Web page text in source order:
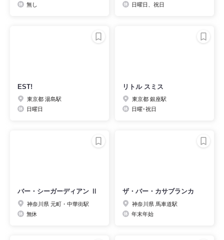
無し
日曜日、祝日
EST!
東京都 湯島駅
日曜日
リトル スミス
東京都 銀座駅
日曜･祝日
バー・シーガーディアン Ⅱ
神奈川県 元町・中華街駅
無休
ザ・バー・カサブランカ
神奈川県 馬車道駅
年末年始